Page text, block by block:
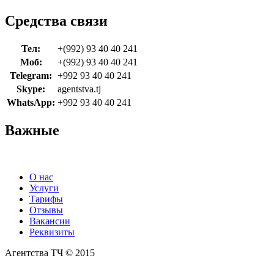
Средства связи
Тел:
+(992) 93 40 40 241
Моб:
+(992) 93 40 40 241
Telegram: +992 93 40 40 241
Skype:
agentstva.tj
WhatsApp: +992 93 40 40 241
Важные
О нас
Услуги
Тарифы
Отзывы
Вакансии
Реквизиты
Агентства ТЧ © 2015